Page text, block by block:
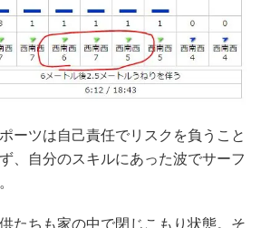
ーツは自己責任でリスクを負うこと
、自分のスキルにあった波でサーフ
たちも家の中で閉じこもり状態。そ